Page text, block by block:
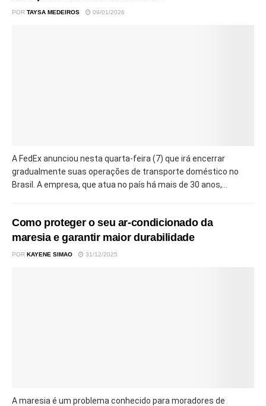
POR TAYSA MEDEIROS 09/01/2026
A FedEx anunciou nesta quarta-feira (7) que irá encerrar
gradualmente suas operações de transporte doméstico no
Brasil. A empresa, que atua no país há mais de 30 anos,...
Como proteger o seu ar-condicionado da
maresia e garantir maior durabilidade
POR KAYENE SIMAO 31/12/2025
A maresia é um problema conhecido para moradores de